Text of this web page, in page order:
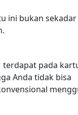
ini bukan sekadar
pada
Anda tidak bisa